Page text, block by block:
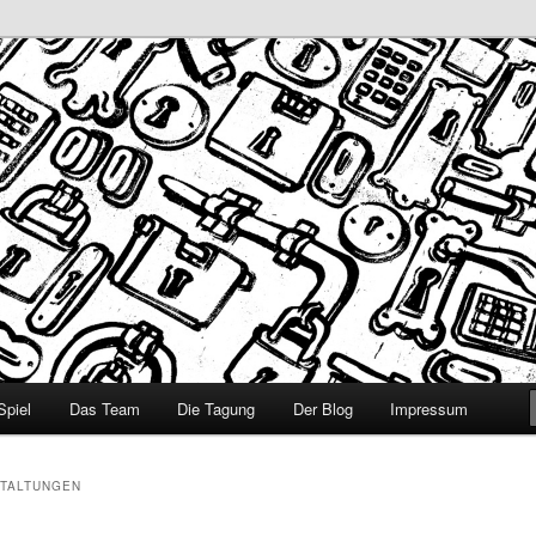
Lernen für StudieneinsteigerInnen durch Gamification in
der Chemie
Das Team Die Tagung Der Blog Impressum